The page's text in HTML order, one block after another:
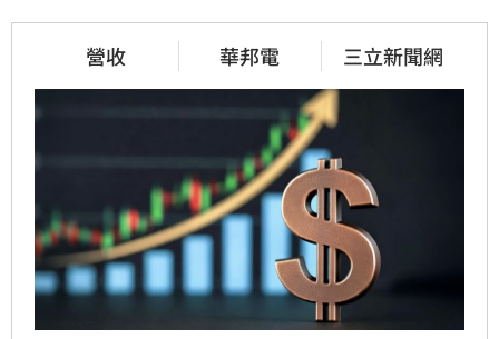
營收 華邦電 三立新聞網